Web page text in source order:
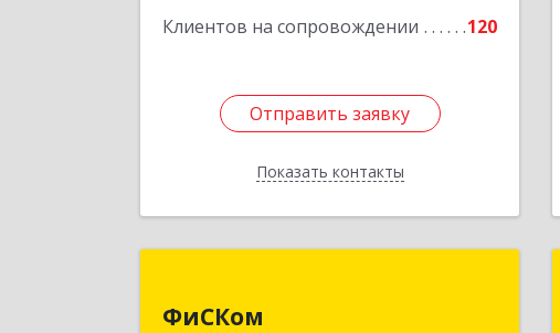
Клиентов на сопровождении 120
Отправить заявку
Показать контакты
Отправить заявку
Назад
ФиСКом